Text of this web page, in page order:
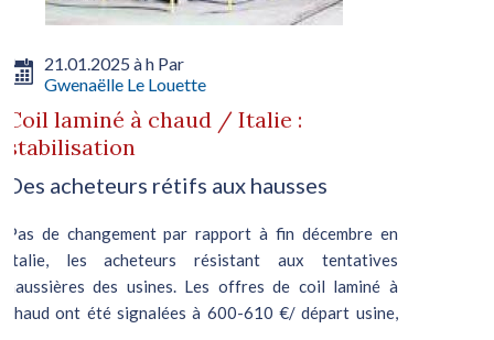
21.01.2025 à h Par
Gwenaëlle Le Louette
Coil laminé à chaud / Italie :
stabilisation
Des acheteurs rétifs aux hausses
Pas de changement par rapport à fin décembre en
Italie, les acheteurs résistant aux tentatives
haussières des usines. Les offres de coil laminé à
chaud ont été signalées à 600-610 €/ départ usine,